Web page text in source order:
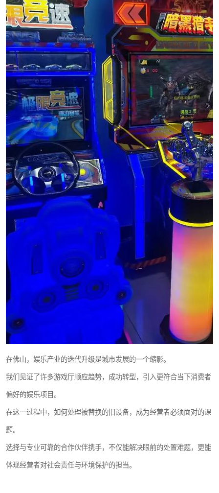
在佛山，娱乐产业的迭代升级是城市发展的一个缩影。
我们见证了许多游戏厅顺应趋势，成功转型，引入更符合当下消费者
偏好的娱乐项目。
在这一过程中，如何处理被替换的旧设备，成为经营者必须面对的课
题。
选择与专业可靠的合作伙伴携手，不仅能解决眼前的处置难题，更能
体现经营者对社会责任与环境保护的担当。